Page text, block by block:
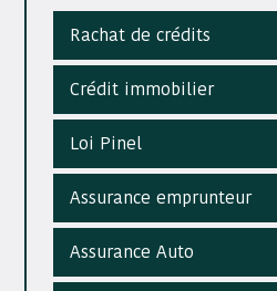
Rachat de crédits
Crédit immobilier
Loi Pinel
Assurance emprunteur
Assurance Auto